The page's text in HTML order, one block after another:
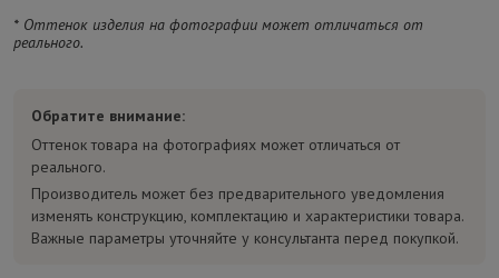
* Оттенок изделия на фотографии может отличаться от
реального.
Обратите внимание:
Оттенок товара на фотографиях может отличаться от
реального.
Производитель может без предварительного уведомления
изменять конструкцию, комплектацию и характеристики товара.
Важные параметры уточняйте у консультанта перед покупкой.